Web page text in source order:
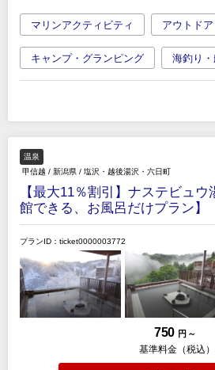
マリンアクティビティ アウトドア
キャンプ・グランピング 海釣り・
温泉
甲信越 / 新潟県 / 塩沢・越後湯沢・六日町
【最大11％割引】ナステビュ
館できる、お風呂だけプラン】
プランID：ticket0000003772
750 円 ～
基準料金（税込）